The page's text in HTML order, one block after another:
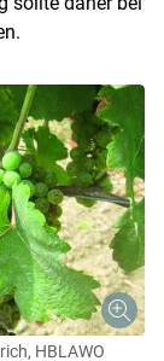
HBLAWO